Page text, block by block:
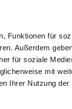
Funktionen für
Außerdem
für soziale
mit
Ihrer Nutzung der
Drive the Best